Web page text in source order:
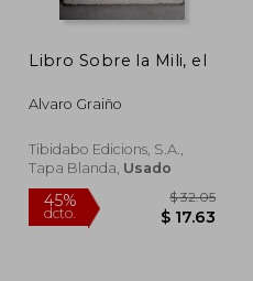
dcto. $
Libro Sobre la Mili, el
Alvaro Graiño
Tibidabo Edicions, S.A.,
Tapa Blanda, Usado